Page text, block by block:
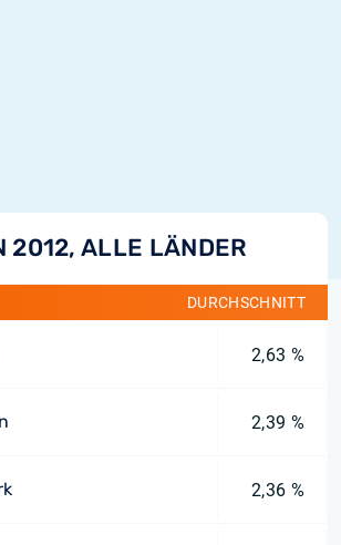
2012, ALLE LÄNDER
DURCHSCHNITT
2,63 %
2,39 %
2,36 %